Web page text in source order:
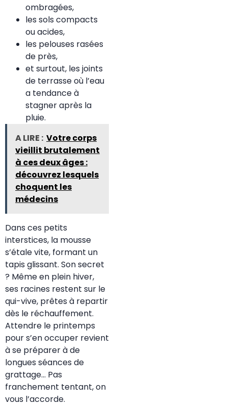
ombragées,
les sols compacts
ou acides,
les pelouses rasées
de près,
et surtout, les joints
de terrasse où l’eau
a tendance à
stagner après la
pluie.
A LIRE : Votre corps
vieillit brutalement
à ces deux âges :
découvrez lesquels
choquent les
médecins
Dans ces petits
interstices, la mousse
s’étale vite, formant un
tapis glissant. Son secret
? Même en plein hiver,
ses racines restent sur le
qui-vive, prêtes à repartir
dès le réchauffement.
Attendre le printemps
pour s’en occuper revient
à se préparer à de
longues séances de
grattage… Pas
franchement tentant, on
vous l’accorde.